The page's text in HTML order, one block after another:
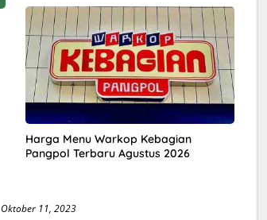
Harga Menu Warkop Kebagian
Pangpol Terbaru Agustus 2026
Oktober 11, 2023